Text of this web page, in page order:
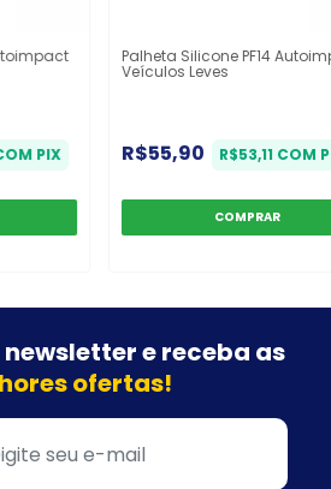
PIX
Palheta Silicone PF14
Veículos Leves
R$55,90 R$53,11 COM
ereceba as
ofertas!